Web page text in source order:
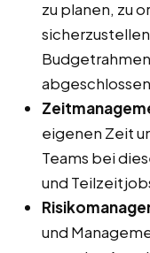
zu planen, zu
eigenen Zeit
Teams bei
und
und